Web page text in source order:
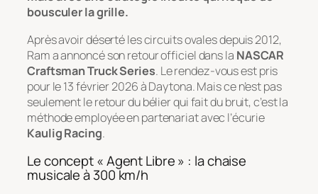
bousculer la grille.
Après avoir déserté les circuits ovales depuis 2012,
Ram a annoncé son retour officiel dans la NASCAR
Craftsman Truck Series. Le rendez-vous est pris
pour le 13 février 2026 à Daytona. Mais ce n’est pas
seulement le retour du bélier qui fait du bruit, c’est la
méthode employée en partenariat avec l’écurie
Kaulig Racing.
Le concept « Agent Libre » : la chaise
musicale à 300 km/h